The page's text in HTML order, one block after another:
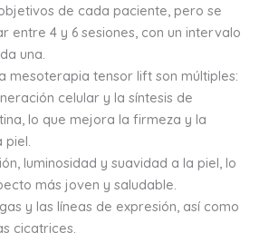
de cada paciente, pero se
entre 4 y 6 sesiones, con un intervalo
una.
mesoterapia tensor lift son múltiples:
celular y la síntesis de
lo que mejora la firmeza y la
piel.
luminosidad y suavidad a la piel, lo
más joven y saludable.
y las líneas de expresión, así como
cicatrices.